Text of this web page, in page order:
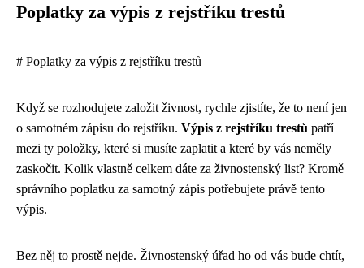
Poplatky za výpis z rejstříku trestů
# Poplatky za výpis z rejstříku trestů
Když se rozhodujete založit živnost, rychle zjistíte, že to není jen
o samotném zápisu do rejstříku. Výpis z rejstříku trestů patří
mezi ty položky, které si musíte zaplatit a které by vás neměly
zaskočit. Kolik vlastně celkem dáte za živnostenský list? Kromě
správního poplatku za samotný zápis potřebujete právě tento
výpis.
Bez něj to prostě nejde. Živnostenský úřad ho od vás bude chtít,